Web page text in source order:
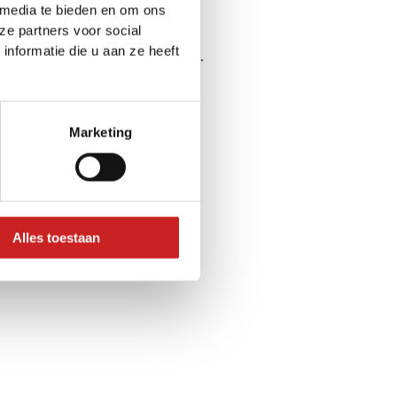
te bieden en om ons
partners voor social
die u aan ze heeft
Marketing
Alles toestaan
console for more information).